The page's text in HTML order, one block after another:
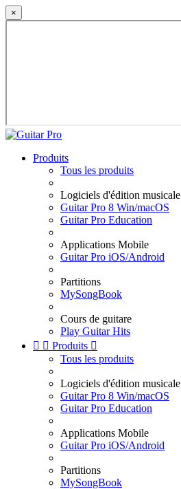
×
Produits
Tous les produits
Logiciels d'édition musicale
Guitar Pro 8 Win/macOS
Guitar Pro Education
Applications Mobile
Guitar Pro iOS/Android
Partitions
MySongBook
Cours de guitare
Play Guitar Hits
  Produits 
Tous les produits
Logiciels d'édition musicale
Guitar Pro 8 Win/macOS
Guitar Pro Education
Applications Mobile
Guitar Pro iOS/Android
Partitions
MySongBook